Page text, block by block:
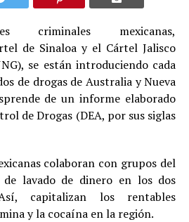
criminales mexicanas,
de Sinaloa y el Cártel Jalisco
se están introduciendo cada
de drogas de Australia y Nueva
de un informe elaborado
de Drogas (DEA, por sus siglas
colaboran con grupos del
lavado de dinero en los dos
capitalizan los rentables
y la cocaína en la región.